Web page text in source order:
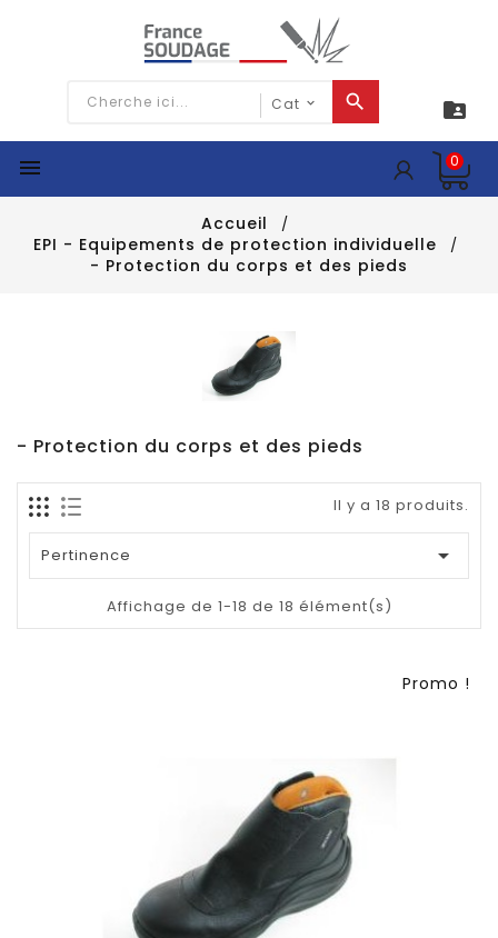

 0
Accueil
EPI - Equipements de protection individuelle
- Protection du corps et des pieds
- Protection du corps et des pieds
Il y a 18 produits.
Pertinence 
Affichage de 1-18 de 18 élément(s)
Promo !